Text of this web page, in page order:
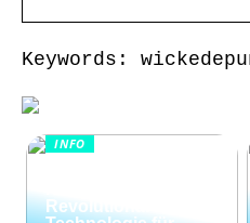
Keywords:
INFO
Revolutionäre